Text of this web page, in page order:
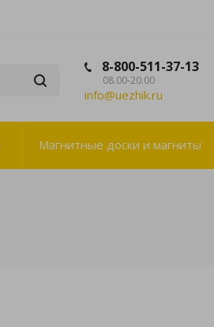
8-800-511-37-13
08.00-20.00
info@uezhik.ru
Магнитные доски и магниты